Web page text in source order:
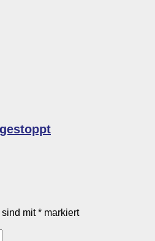
sind mit* markiert